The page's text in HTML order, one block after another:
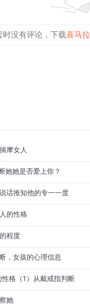
时没有评论，下载喜马
摩女人
她她是否爱上你？
话推知他的专一一度
的性格
程度
，女孩的心理信息
格（1）从戴戒指判断
她